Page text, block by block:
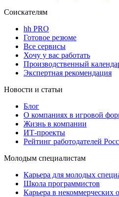
Соискателям
hh PRO
Готовое резюме
Все сервисы
Хочу у вас работать
Производственный
Экспертная рекомендация
Новости и статьи
Блог
О компаниях в игровой
Жизнь в компании
ИТ-проекты
Рейтинг работодателей
Молодым специалистам
Карьера для молодых
Школа программистов
Карьера в некоммерческих